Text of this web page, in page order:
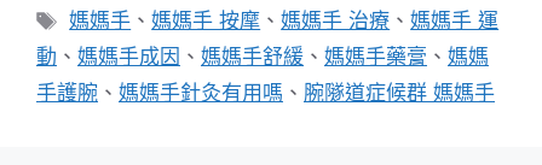
標
籤
媽媽手 、媽媽手 按摩 、媽媽手 治療 、媽媽手 運
動 、 媽媽手成因 、 媽媽手舒緩 、 媽媽手藥膏 、 媽媽
手護腕 、 媽媽手針灸有用嗎 、 腕隧道症候群 媽媽手